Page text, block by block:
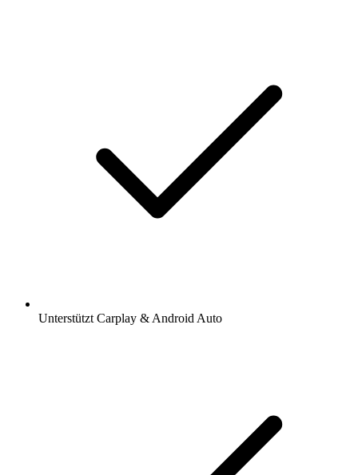
Unterstützt Carplay & Android Auto